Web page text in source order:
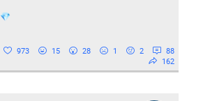
973 15 28 1 2
88
162